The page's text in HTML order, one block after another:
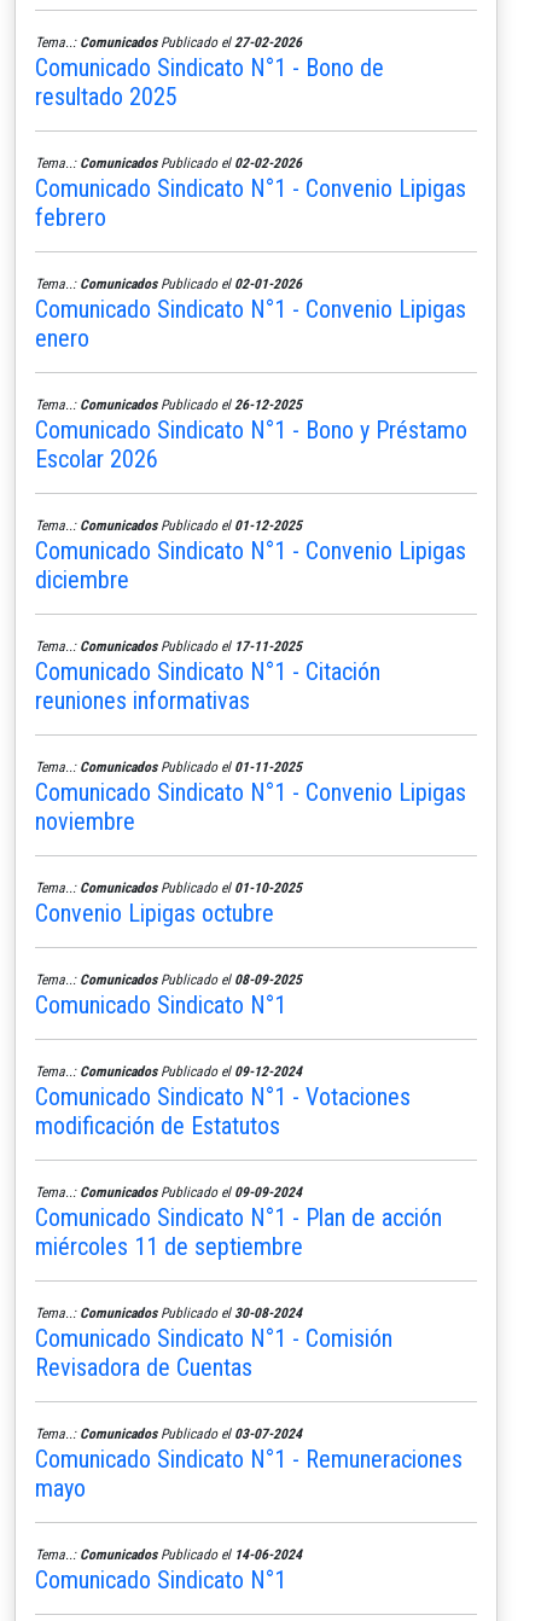
Tema..: ComunicadosPublicado el 27-02-2026
Comunicado Sindicato N°1 - Bono de
resultado 2025
Tema..: ComunicadosPublicado el 02-02-2026
Comunicado Sindicato N°1 - Convenio Lipigas
febrero
Tema..: ComunicadosPublicado el 02-01-2026
Comunicado Sindicato N°1 - Convenio Lipigas
enero
Tema..: ComunicadosPublicado el 26-12-2025
Comunicado Sindicato N°1 - Bono y Préstamo
Escolar 2026
Tema..: ComunicadosPublicado el 01-12-2025
Comunicado Sindicato N°1 - Convenio Lipigas
diciembre
Tema..: ComunicadosPublicado el 17-11-2025
Comunicado Sindicato N°1 - Citación
reuniones informativas
Tema..: ComunicadosPublicado el 01-11-2025
Comunicado Sindicato N°1 - Convenio Lipigas
noviembre
Tema..: ComunicadosPublicado el 01-10-2025
Convenio Lipigas octubre
Tema..: ComunicadosPublicado el 08-09-2025
Comunicado Sindicato N°1
Tema..: ComunicadosPublicado el 09-12-2024
Comunicado Sindicato N°1 - Votaciones
modificación de Estatutos
Tema..: ComunicadosPublicado el 09-09-2024
Comunicado Sindicato N°1 - Plan de acción
miércoles 11 de septiembre
Tema..: ComunicadosPublicado el 30-08-2024
Comunicado Sindicato N°1 - Comisión
Revisadora de Cuentas
Tema..: ComunicadosPublicado el 03-07-2024
Comunicado Sindicato N°1 - Remuneraciones
mayo
Tema..: ComunicadosPublicado el 14-06-2024
Comunicado Sindicato N°1